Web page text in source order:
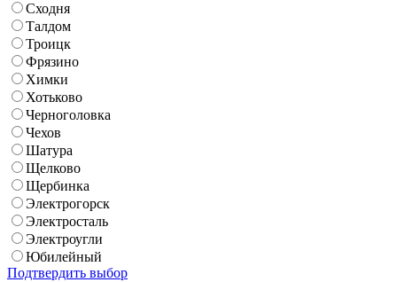
Сходня
Талдом
Троицк
Фрязино
Химки
Хотьково
Черноголовка
Чехов
Шатура
Щелково
Щербинка
Электрогорск
Электросталь
Электроугли
Юбилейный
Подтвердить выбор